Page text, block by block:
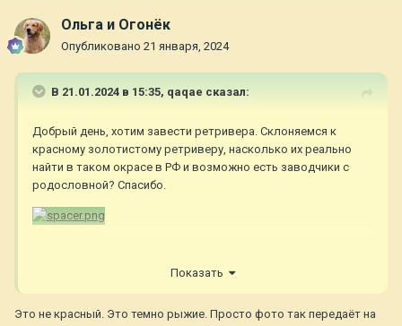
Ольга и Огонёк
Опубликовано 21 января, 2024
В 21.01.2024 в 15:35, qaqae сказал:
Добрый день, хотим завести ретривера. Склоняемся к
красному золотистому ретриверу, насколько их реально
найти в таком окрасе в РФ и возможно есть заводчики с
родословной? Спасибо.
Показать
Это не красный. Это темно рыжие. Просто фото так передаёт на